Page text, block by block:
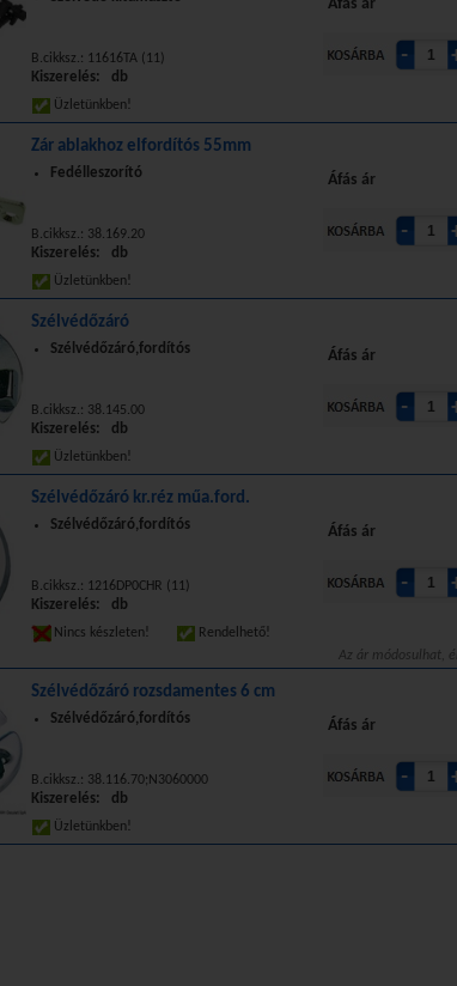
Áfás ár
B.cikksz.: 11616TA (11)
Kiszerelés: db
Üzletünkben!
Zár ablakhoz elfordítós 55mm
Áfás ár
Fedélleszorító
B.cikksz.: 38.169.20
Kiszerelés: db
Üzletünkben!
Szélvédőzáró
Áfás ár
Szélvédőzáró,fordítós
B.cikksz.: 38.145.00
Kiszerelés: db
Üzletünkben!
Szélvédőzáró kr.réz műa.ford.
Áfás ár
Szélvédőzáró,fordítós
B.cikksz.: 1216DP0CHR (11)
Kiszerelés: db
Nincs készleten!
Rendelhető!
Az ár módosulhat,
Szélvédőzáró rozsdamentes 6 cm
Áfás ár
Szélvédőzáró,fordítós
B.cikksz.: 38.116.70;N3060000
Kiszerelés: db
Üzletünkben!